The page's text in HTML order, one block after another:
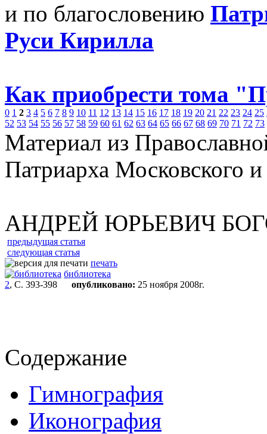
и по благословению
Руси Кирилла
Как приобрести тома
0 1 2 3 4 5 6 7 8 9 10 11 12 13 14 15 16 17 18 19 20 21 22 23 24 25
52 53 54 55 56 57 58 59 60 61 62 63 64 65 66 67 68 69 70 71 72 73
Материал из
Патриарха Московского
АНДРЕЙ ЮРЬЕВИЧ
предыдущая статья
следующая статья
печать
библиотека
2, С. 393-398 опубликовано: 25 ноября 2008г.
Содержание
Гимнография
Иконография